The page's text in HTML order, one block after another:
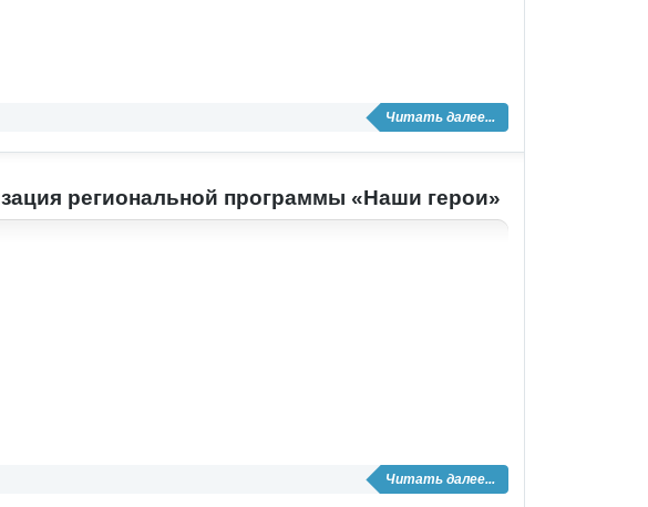
Читать далее...
региональной программы «Наши герои»
Читать далее...